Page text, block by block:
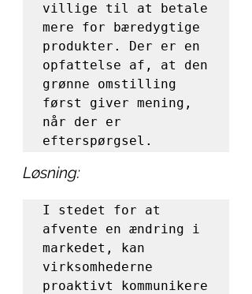
villige til at betale
mere for bæredygtige
produkter. Der er en
opfattelse af, at den
grønne omstilling
først giver mening,
når der er
efterspørgsel.
Løsning:
I stedet for at
afvente en ændring i
markedet, kan
virksomhederne
proaktivt kommunikere